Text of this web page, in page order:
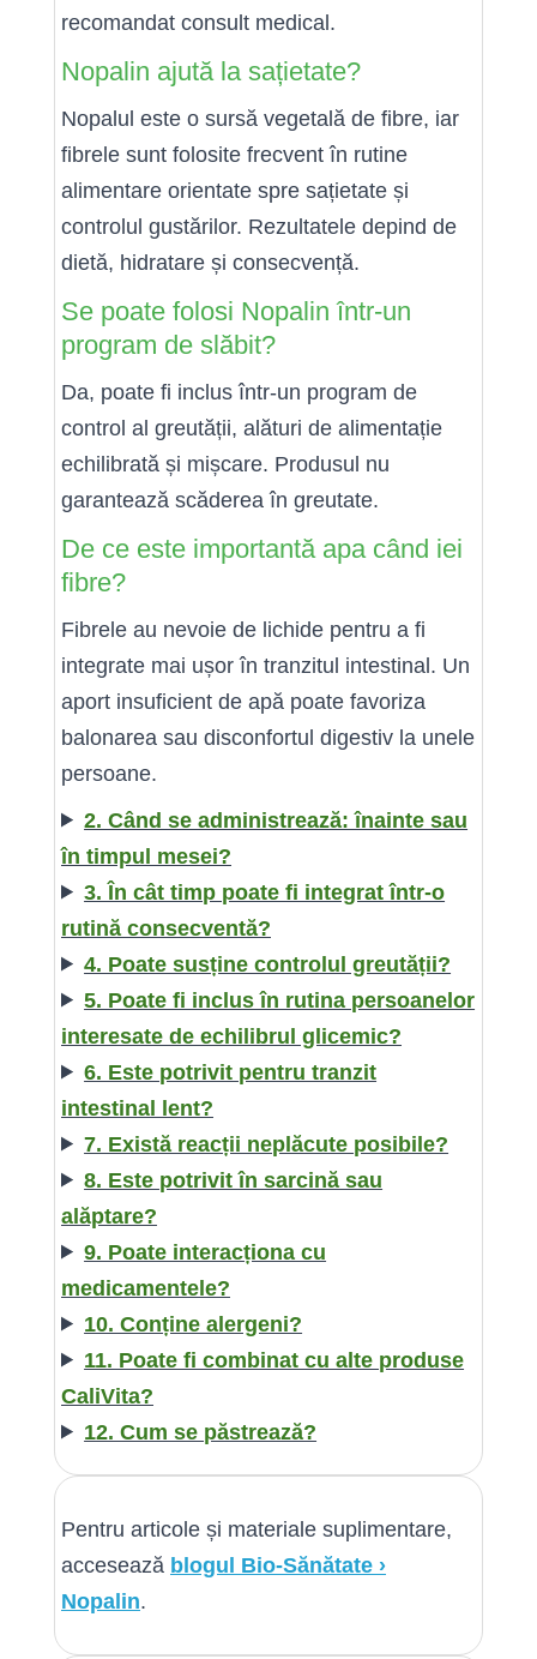
recomandat consult medical.
Nopalin ajută la sațietate?
Nopalul este o sursă vegetală de fibre, iar
fibrele sunt folosite frecvent în rutine
alimentare orientate spre sațietate și
controlul gustărilor. Rezultatele depind de
dietă, hidratare și consecvență.
Se poate folosi Nopalin într-un
program de slăbit?
Da, poate fi inclus într-un program de
control al greutății, alături de alimentație
echilibrată și mișcare. Produsul nu
garantează scăderea în greutate.
De ce este importantă apa când iei
fibre?
Fibrele au nevoie de lichide pentru a fi
integrate mai ușor în tranzitul intestinal. Un
aport insuficient de apă poate favoriza
balonarea sau disconfortul digestiv la unele
persoane.
2. Când se administrează: înainte sau
în timpul mesei?
3. În cât timp poate fi integrat într-o
rutină consecventă?
4. Poate susține controlul greutății?
5. Poate fi inclus în rutina persoanelor
interesate de echilibrul glicemic?
6. Este potrivit pentru tranzit
intestinal lent?
7. Există reacții neplăcute posibile?
8. Este potrivit în sarcină sau
alăptare?
9. Poate interacționa cu
medicamentele?
10. Conține alergeni?
11. Poate fi combinat cu alte produse
CaliVita?
12. Cum se păstrează?
Pentru articole și materiale suplimentare,
accesează blogul Bio-Sănătate ›
Nopalin.